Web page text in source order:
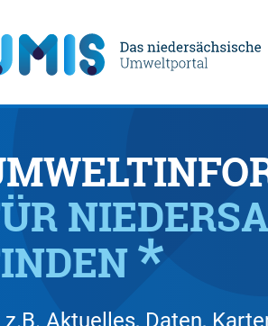
z.B. Aktuelles, Daten,